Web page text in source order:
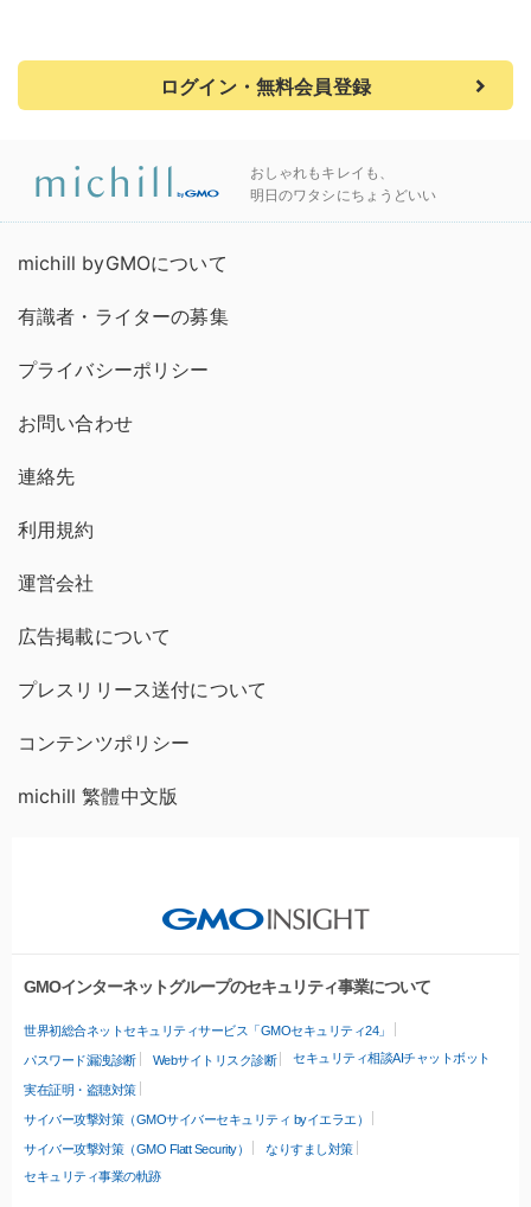
ログイン・無料会員登録
おしゃれもキレイも、
明日のワタシにちょうどいい
michill byGMOについて
有識者・ライターの募集
プライバシーポリシー
お問い合わせ
連絡先
利用規約
運営会社
広告掲載について
プレスリリース送付について
コンテンツポリシー
michill 繁體中文版
GMOインターネットグループのセキュリティ事業について
世界初総合ネットセキュリティサービス「GMOセキュリティ24」
パスワード漏洩診断 Webサイトリスク診断 セキュリティ相談AIチャットボット
実在証明・盗聴対策
サイバー攻撃対策（GMOサイバーセキュリティ byイエラエ）
サイバー攻撃対策（GMO Flatt Security）
なりすまし対策
セキュリティ事業の軌跡